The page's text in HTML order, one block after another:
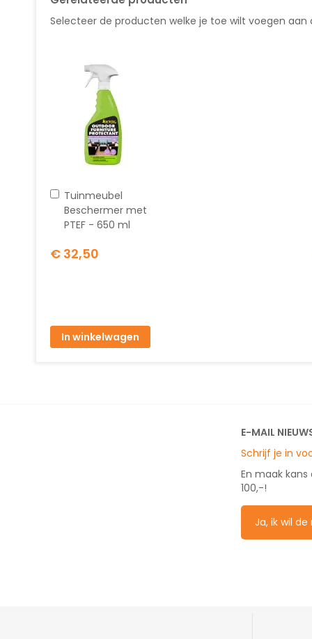
Selecteer de producten welke je toe wilt voegen aan
Tuinmeubel
Beschermer met
PTEF - 650 ml
€ 32,50
In
winkelwagen
In winkelwagen
E-MAIL
Schrijf je in
En maak
100,-!
Ja, ik wil